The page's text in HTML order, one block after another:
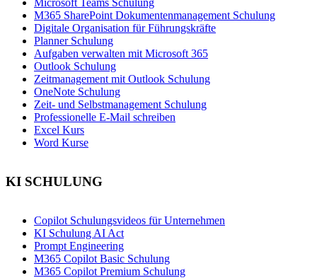
Microsoft Teams Schulung
M365 SharePoint Dokumentenmanagement Schulung
Digitale Organisation für Führungskräfte
Planner Schulung
Aufgaben verwalten mit Microsoft 365
Outlook Schulung
Zeitmanagement mit Outlook Schulung
OneNote Schulung
Zeit- und Selbstmanagement Schulung
Professionelle E-Mail schreiben
Excel Kurs
Word Kurse
KI SCHULUNG
Copilot Schulungsvideos für Unternehmen
KI Schulung AI Act
Prompt Engineering
M365 Copilot Basic Schulung
M365 Copilot Premium Schulung